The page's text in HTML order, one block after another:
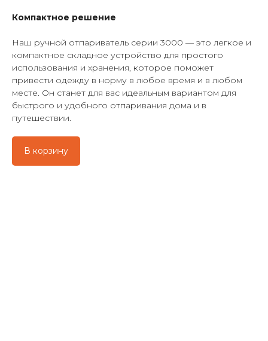
Компактное решение
Наш ручной отпариватель серии 3000 — это легкое и
компактное складное устройство для простого
использования и хранения, которое поможет
привести одежду в норму в любое время и в любом
месте. Он станет для вас идеальным вариантом для
быстрого и удобного отпаривания дома и в
путешествии.
В корзину